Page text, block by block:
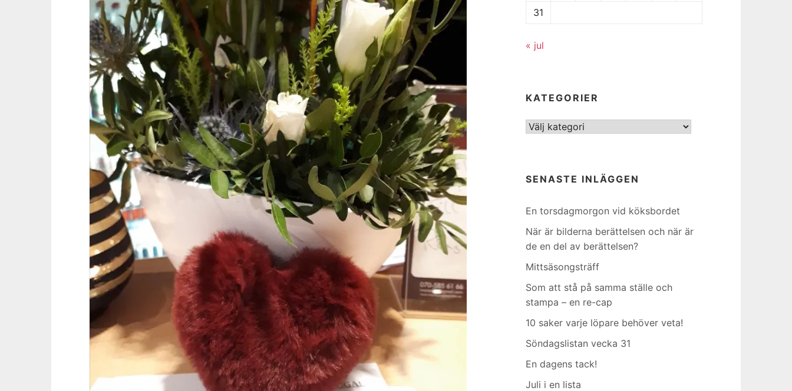
31
« jul
KATEGORIER
Kategorier
SENASTE INLÄGGEN
En torsdagmorgon vid köksbordet
När är bilderna berättelsen och när är
de en del av berättelsen?
Mittsäsongsträff
Som att stå på samma ställe och
stampa – en re-cap
10 saker varje löpare behöver veta!
Söndagslistan vecka 31
En dagens tack!
Juli i en lista